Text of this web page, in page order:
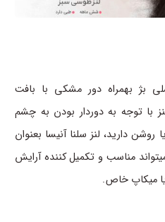
بژ بهمراه دور مشکی با بافت
با توجه به دوردار بودن به چشم
دارید، لنز سلنا آنیسا بعنوان
مناسب و تکمیل کننده آرایش
میکاپ خاص.